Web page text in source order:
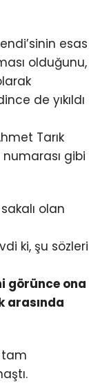
esas
olduğunu,
de yıkıldı
Tarık
numarası gibi
olan
ki, şu sözleri
görünce ona
arasında
tam